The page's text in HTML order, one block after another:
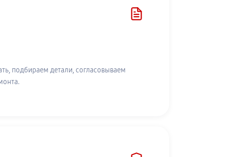
подбираем детали, согласовываем